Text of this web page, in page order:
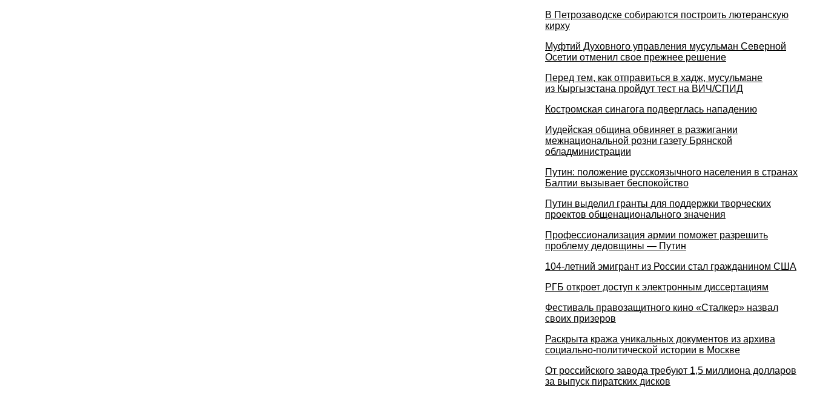
В Петрозаводске собираются построить лютеранскую
кирху
Муфтий Духовного управления мусульман Северной
Осетии отменил свое прежнее решение
Перед тем, как отправиться в хадж, мусульмане
из Кыргызстана пройдут тест на ВИЧ/СПИД
Костромская синагога подверглась нападению
Иудейская община обвиняет в разжигании
межнациональной розни газету Брянской
обладминистрации
Путин: положение русскоязычного населения в странах
Балтии вызывает беспокойство
Путин выделил гранты для поддержки творческих
проектов общенационального значения
Профессионализация армии поможет разрешить
проблему дедовщины — Путин
104-летний эмигрант из России стал гражданином США
РГБ откроет доступ к электронным диссертациям
Фестиваль правозащитного кино «Сталкер» назвал
своих призеров
Раскрыта кража уникальных документов из архива
социально-политической истории в Москве
От российского завода требуют 1,5 миллиона долларов
за выпуск пиратских дисков